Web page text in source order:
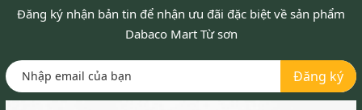
Đăng ký nhận bản tin để nhận ưu đãi đặc biệt về sản phẩm
Dabaco Mart Từ sơn
Đăng ký